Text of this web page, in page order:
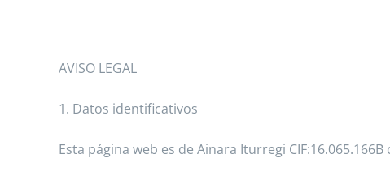
AVISO LEGAL
1. Datos identificativos
Esta página web es de Ainara Iturregi